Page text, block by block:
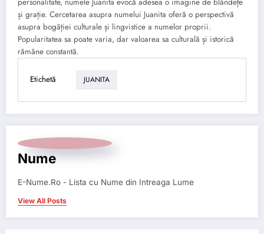
și grație. Cercetarea asupra numelui Juanita oferă o perspectivă
asupra bogăției culturale și lingvistice a numelor proprii.
Popularitatea sa poate varia, dar valoarea sa culturală și istorică
rămâne constantă.
Etichetă JUANITA
Nume
E-Nume.Ro - Lista cu Nume din Intreaga Lume
View All Posts